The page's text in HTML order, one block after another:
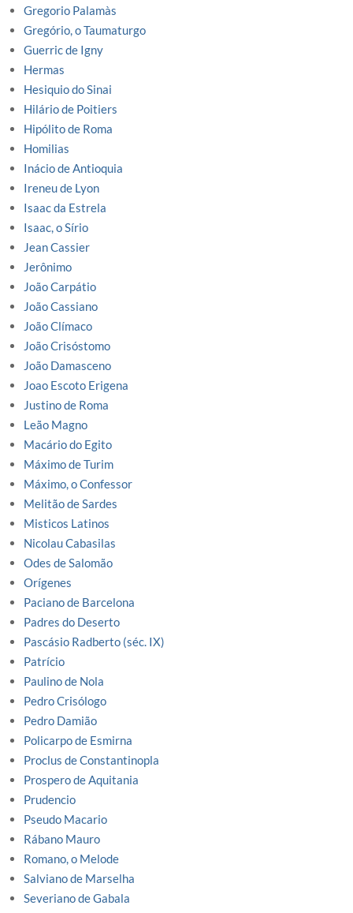
Gregorio Palamàs
Gregório, o Taumaturgo
Guerric de Igny
Hermas
Hesiquio do Sinai
Hilário de Poitiers
Hipólito de Roma
Homilias
Inácio de Antioquia
Ireneu de Lyon
Isaac da Estrela
Isaac, o Sírio
Jean Cassier
Jerônimo
João Carpátio
João Cassiano
João Clímaco
João Crisóstomo
João Damasceno
Joao Escoto Erigena
Justino de Roma
Leão Magno
Macário do Egito
Máximo de Turim
Máximo, o Confessor
Melitão de Sardes
Misticos Latinos
Nicolau Cabasilas
Odes de Salomão
Orígenes
Paciano de Barcelona
Padres do Deserto
Pascásio Radberto (séc. IX)
Patrício
Paulino de Nola
Pedro Crisólogo
Pedro Damião
Policarpo de Esmirna
Proclus de Constantinopla
Prospero de Aquitania
Prudencio
Pseudo Macario
Rábano Mauro
Romano, o Melode
Salviano de Marselha
Severiano de Gabala